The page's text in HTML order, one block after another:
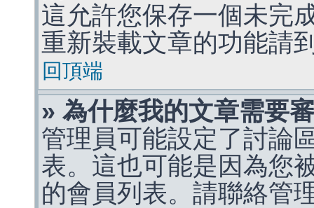
這允許您保存一個未完
重新裝載文章的功能請
回頂端
» 為什麼我的文章需要
管理員可能設定了討論
表。這也可能是因為您
的會員列表。請聯絡管